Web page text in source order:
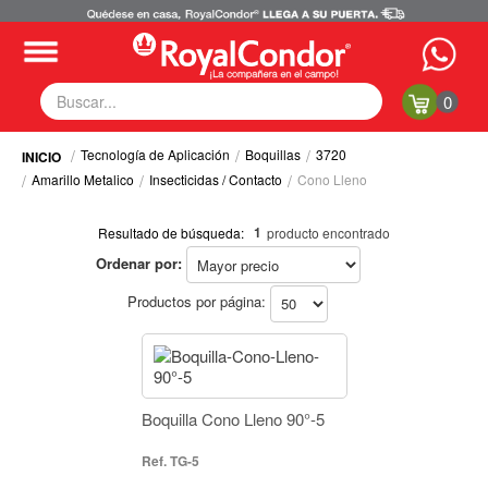
0
Fumigadoras
Equipos Motorizados
Tecnología de Aplicación
Zona Pecuaria
Zona Veterianaria
Tecnología de Aplicación Boquillas
3720
Amarillo Metalico
Insecticidas / Contacto Cono Lleno
Selecciona tus filtros
Insecticidas / Contacto
TECNOLOGÍA DE APLICACIÓN
Producto a Aplicar / Modo de Acción
Insecticidas / Contacto
Resultado de búsqueda: 1 producto encontrado
Ordenar por:
Productos por página:
Boquilla Cono Lleno 90°-5
TG-5